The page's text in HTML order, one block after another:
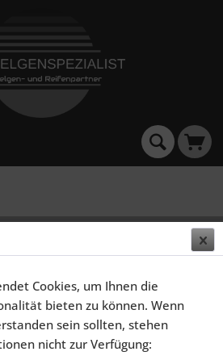
XS5 FÜR AUDI A6
SILBER
Cookies, um Ihnen die
bieten zu können. Wenn
sein sollten, stehen
nicht zur Verfügung: